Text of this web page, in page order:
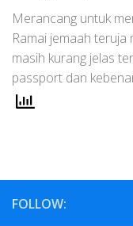
Merancang untuk
Ramai jemaah
masih kurang jelas
passport dan
FOLLOW: